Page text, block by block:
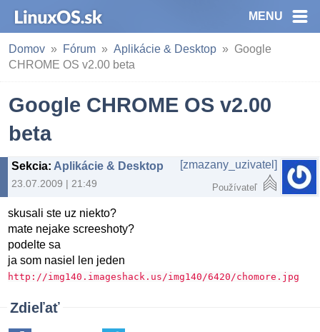
MENU
Domov Fórum Aplikácie & Desktop
Google
CHROME OS v2.00 beta
Google CHROME OS v2.00
beta
Sekcia: Aplikácie & Desktop
23.07.2009 | 21:49
[zmazany_uzivatel]
Používateľ
skusali ste uz niekto?
mate nejake screeshoty?
podelte sa
ja som nasiel len jeden
http://img140.imageshack.us/img140/6420/chomore.jpg
Zdieľať